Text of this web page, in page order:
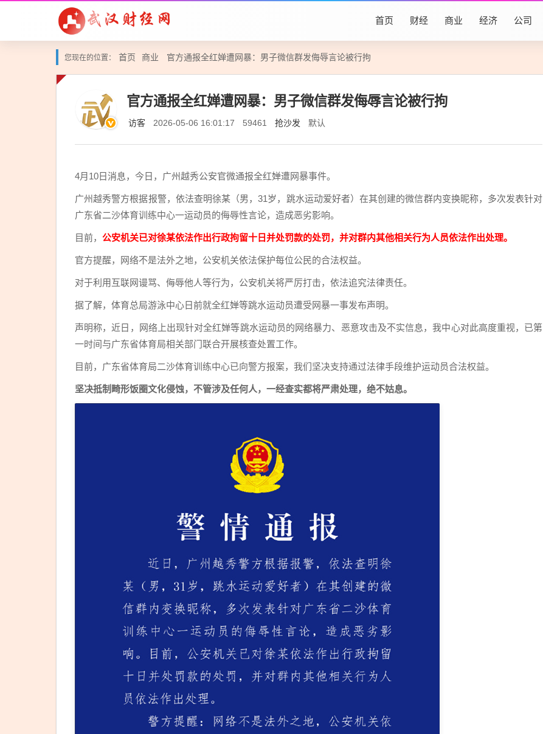
首页 财经 商业 经济 公司
您现在的位置： 首页 商业 官方通报全红婵遭网暴：男子微信群发侮辱言论被行拘
官方通报全红婵遭网暴：男子微信群发侮辱言论被行拘
访客 2026-05-06 16:01:17 59461 抢沙发 默认
4月10日消息，今日，广州越秀公安官微通报全红婵遭网暴事件。
广州越秀警方根据报警，依法查明徐某（男，31岁，跳水运动爱好者）在其创建的微信群内变换昵称，多次发表针对
广东省二沙体育训练中心一运动员的侮辱性言论，造成恶劣影响。
目前， 公安机关已对徐某依法作出行政拘留十日并处罚款的处罚，并对群内其他相关行为人员依法作出处理。
官方提醒，网络不是法外之地，公安机关依法保护每位公民的合法权益。
对于利用互联网谩骂、侮辱他人等行为，公安机关将严厉打击，依法追究法律责任。
据了解，体育总局游泳中心日前就全红婵等跳水运动员遭受网暴一事发布声明。
声明称，近日，网络上出现针对全红婵等跳水运动员的网络暴力、恶意攻击及不实信息，我中心对此高度重视，已第
一时间与广东省体育局相关部门联合开展核查处置工作。
目前，广东省体育局二沙体育训练中心已向警方报案，我们坚决支持通过法律手段维护运动员合法权益。
坚决抵制畸形饭圈文化侵蚀，不管涉及任何人，一经查实都将严肃处理，绝不姑息。